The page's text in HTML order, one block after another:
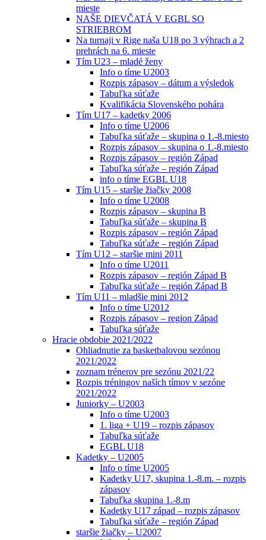
mieste
NAŠE DIEVČATÁ V EGBL SO
STRIEBROM
Na turnaji v Rige naša U18 po 3 výhrach a 2
prehrách na 6. mieste
Tím U23 – mladé ženy
Info o tíme U2003
Rozpis zápasov – dátum a výsledok
Tabuľka súťaže
Kvalifikácia Slovenského pohára
Tím U17 – kadetky 2006
Info o tíme U2006
Tabuľka súťaže – skupina o 1.-8.miesto
Rozpis zápasov – skupina o 1.-8.miesto
Rozpis zápasov – región Západ
Tabuľka súťaže – región Západ
info o tíme EGBL U18
Tím U15 – staršie žiačky 2008
Info o tíme U2008
Rozpis zápasov – skupina B
Tabuľka súťaže – skupina B
Rozpis zápasov – región Západ
Tabuľka súťaže – región Západ
Tím U12 – staršie mini 2011
Info o tíme U2011
Rozpis zápasov – región Západ B
Tabuľka súťaže – región Západ B
Tím U11 – mladšie mini 2012
Info o tíme U2012
Rozpis zápasov – region Západ
Tabuľka súťaže
Hracie obdobie 2021/2022
Ohliadnutie za basketbalovou sezónou
2021/2022
zoznam trénerov pre sezónu 2021/22
Rozpis tréningov naších tímov v sezóne
2021/2022
Juniorky – U2003
Info o tíme U2003
1. liga + U19 – rozpis zápasov
Tabuľka súťaže
EGBL U18
Kadetky – U2005
Info o tíme U2005
Kadetky U17, skupina 1.-8.m. – rozpis
zápasov
Tabuľka skupina 1.-8.m
Kadetky U17 západ – rozpis zápasov
Tabuľka súťaže – región Západ
staršie žiačky – U2007